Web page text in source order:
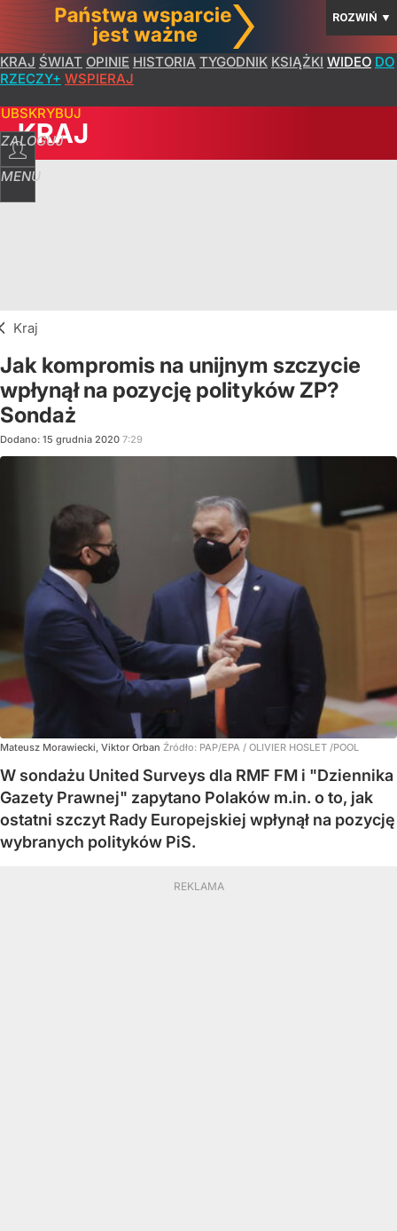
ROZWIŃ ▼
KRAJ ŚWIAT OPINIE HISTORIA TYGODNIK KSIĄŻKI WIDEO DO
RZECZY+ WSPIERAJ
ZALOGUJ
MENU
KRAJ
Kraj
Jak kompromis na unijnym szczycie
wpłynął na pozycję polityków ZP?
Sondaż
Dodano: 15 grudnia 2020 7:29
Mateusz Morawiecki, Viktor Orban Źródło: PAP/EPA / OLIVIER HOSLET /POOL
W sondażu United Surveys dla RMF FM i "Dziennika
Gazety Prawnej" zapytano Polaków m.in. o to, jak
ostatni szczyt Rady Europejskiej wpłynął na pozycję
wybranych polityków PiS.